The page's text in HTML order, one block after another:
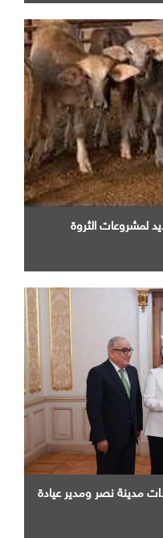
جديد لمشروعات الثروة
مدينة نصر ومدير عيادة